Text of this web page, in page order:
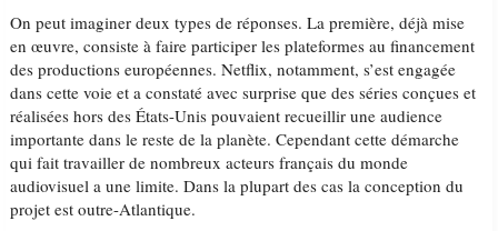
On peut imaginer deux types de réponses. La première, déjà mise
en œuvre, consiste à faire participer les plateformes au financement
des productions européennes. Netflix, notamment, s’est engagée
dans cette voie et a constaté avec surprise que des séries conçues et
réalisées hors des États-Unis pouvaient recueillir une audience
importante dans le reste de la planète. Cependant cette démarche
qui fait travailler de nombreux acteurs français du monde
audiovisuel a une limite. Dans la plupart des cas la conception du
projet est outre-Atlantique.